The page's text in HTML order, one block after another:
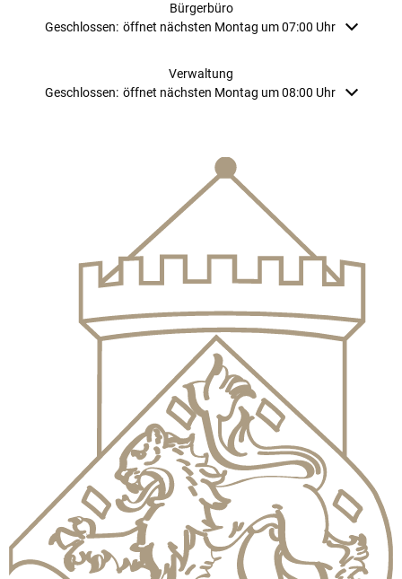
Bürgerbüro
Klicken, um weitere Öffnungs- oder Schließzeiten auszublenden
Geschlossen: öffnet nächsten Montag um 07:00 Uhr
Verwaltung
Klicken, um weitere Öffnungs- oder Schließzeiten auszublenden
Geschlossen: öffnet nächsten Montag um 08:00 Uhr